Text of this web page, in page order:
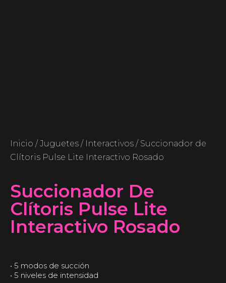
Inicio / Juguetes / Interactivos / Succionador de
Clítoris Pulse Lite Interactivo Rosado
Succionador De
Clítoris Pulse Lite
Interactivo Rosado
• 5 modos de succión
• 5 niveles de intensidad